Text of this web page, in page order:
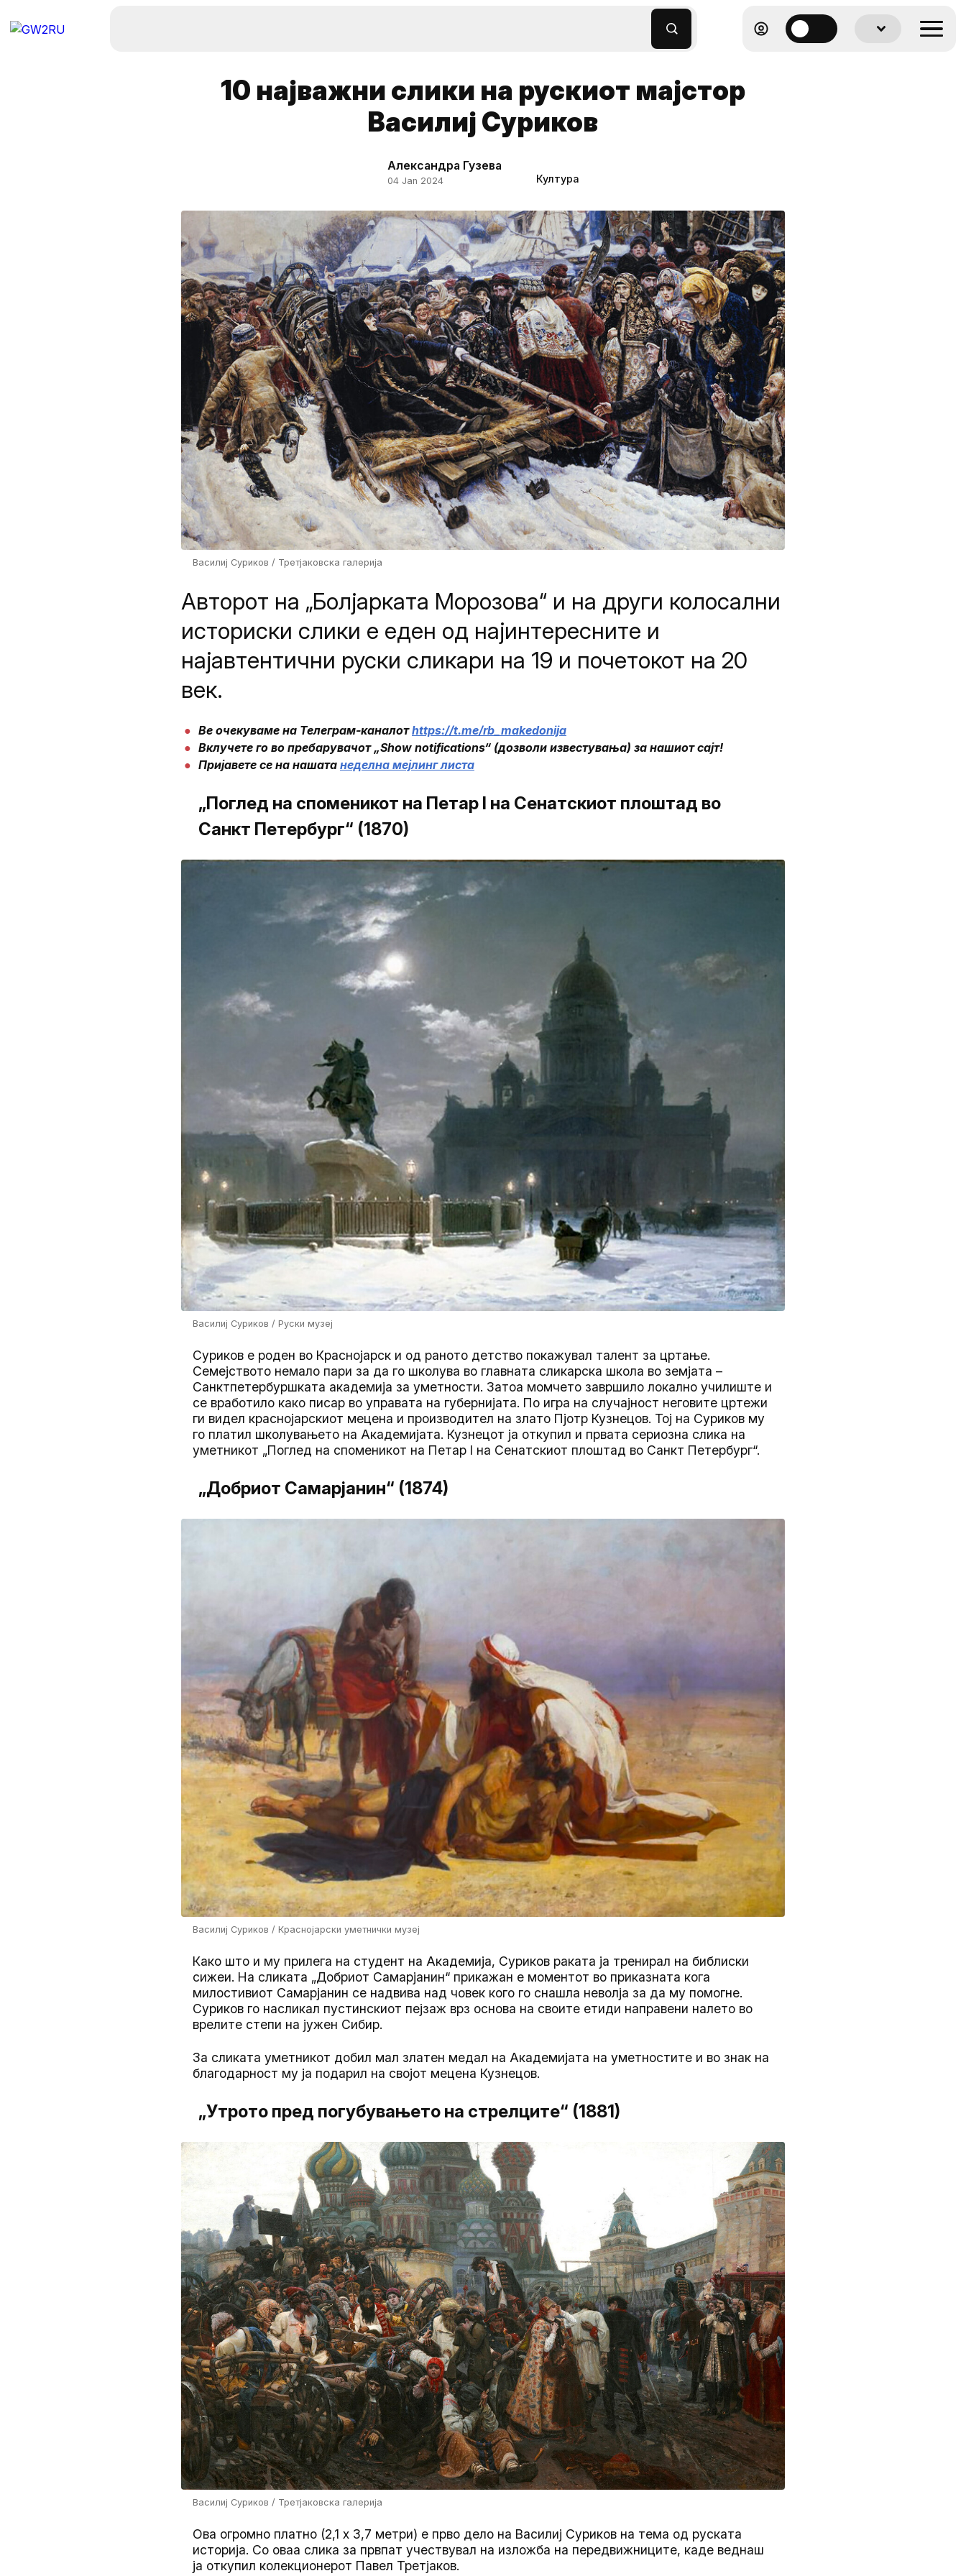
10 најважни слики на рускиот мајстор
Василиј Суриков
Александра Гузева
04 Jan 2024 Култура
Василиј Суриков / Третјаковска галерија
Авторот на „Болјарката Морозова“ и на други колосални
историски слики е еден од најинтересните и
најавтентични руски сликари на 19 и почетокот на 20
век.
Ве очекуваме на Телеграм-каналот https://t.me/rb_makedonija
Вклучете го во пребарувачот „Show notifications“ (дозволи известувања) за нашиот сајт!
Пријавете се на нашата неделна мејлинг листа
„Поглед на споменикот на Петар I на Сенатскиот плоштад во
Санкт Петербург“ (1870)
Василиј Суриков / Руски музеј
Суриков е роден во Краснојарск и од раното детство покажувал талент за цртање.
Семејството немало пари за да го школува во главната сликарска школа во земјата –
Санктпетербуршката академија за уметности. Затоа момчето завршило локално училиште и
се вработило како писар во управата на губернијата. По игра на случајност неговите цртежи
ги видел краснојарскиот мецена и производител на злато Пјотр Кузнецов. Тој на Суриков му
го платил школувањето на Академијата. Кузнецот ја откупил и првата сериозна слика на
уметникот „Поглед на споменикот на Петар I на Сенатскиот плоштад во Санкт Петербург“.
„Добриот Самарјанин“ (1874)
Василиј Суриков / Краснојарски уметнички музеј
Како што и му прилега на студент на Академија, Суриков раката ја тренирал на библиски
сижеи. На сликата „Добриот Самарјанин“ прикажан е моментот во приказната кога
милостивиот Самарјанин се надвива над човек кого го снашла неволја за да му помогне.
Суриков го насликал пустинскиот пејзаж врз основа на своите етиди направени налето во
врелите степи на јужен Сибир.
За сликата уметникот добил мал златен медал на Академијата на уметностите и во знак на
благодарност му ја подарил на својот мецена Кузнецов.
„Утрото пред погубувањето на стрелците“ (1881)
Василиј Суриков / Третјаковска галерија
Ова огромно платно (2,1 x 3,7 метри) е прво дело на Василиј Суриков на тема од руската
историја. Со оваа слика за првпат учествувал на изложба на передвижниците, каде веднаш
ја откупил колекционерот Павел Третјаков.